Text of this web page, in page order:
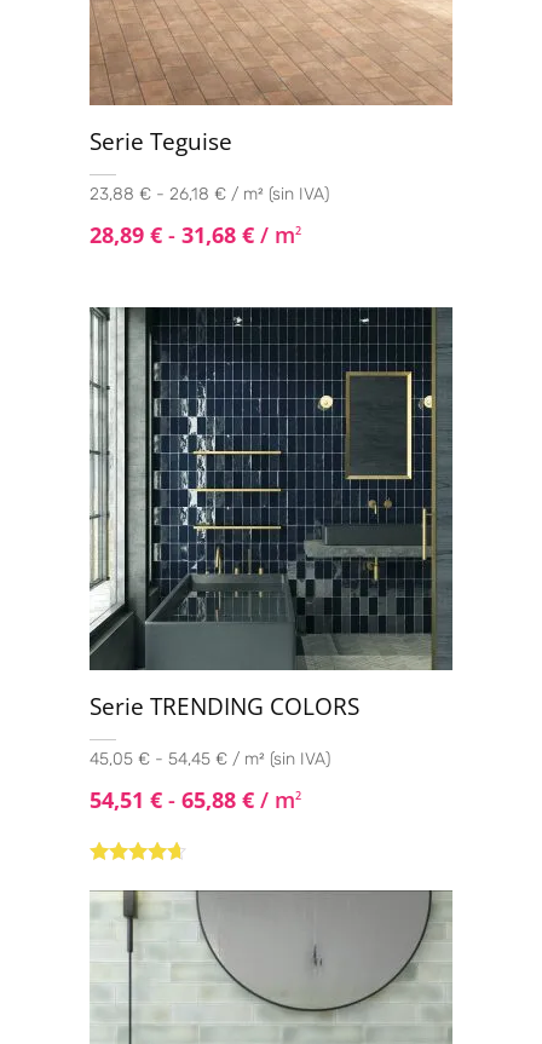
Serie Teguise
23,88 € - 26,18 € / m² (sin IVA)
28,89 € - 31,68 € / m2
Serie TRENDING COLORS
45,05 € - 54,45 € / m² (sin IVA)
54,51 € - 65,88 € / m2
con4.50de